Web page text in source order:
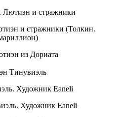
и стражники
Художник Eaneli